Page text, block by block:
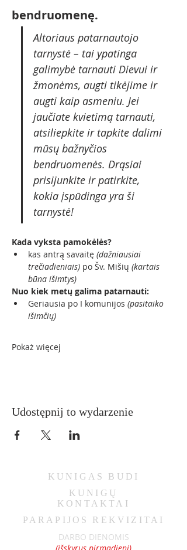
bendruomenę.
Altoriaus patarnautojo
tarnystė – tai ypatinga
galimybė tarnauti Dievui ir
žmonėms, augti tikėjime ir
augti kaip asmeniu. Jei
jaučiate kvietimą tarnauti,
atsiliepkite ir tapkite dalimi
mūsų bažnyčios
bendruomenės. Drąsiai
prisijunkite ir patirkite,
kokia įspūdinga yra ši
tarnystė!
Kada vyksta pamokėlės?
kas antrą savaitę (dažniausiai
trečiadieniais) po Šv. Mišių (kartais
būna išimtys)
Nuo kiek metų galima patarnauti:
Geriausia po I komunijos (pasitaiko
išimčių)
Pokaż więcej
Udostępnij to wydarzenie
KUNIGAS BUDI
KUNIGŲ
KONTAKTAI
PARAPIJOS REKVIZITAI
DARBO DIENOMIS